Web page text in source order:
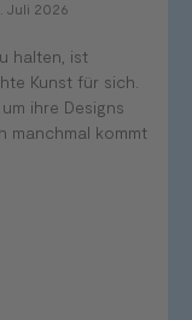
Juli 2026
halten, ist
Kunst für sich.
ihre Designs
manchmal kommt